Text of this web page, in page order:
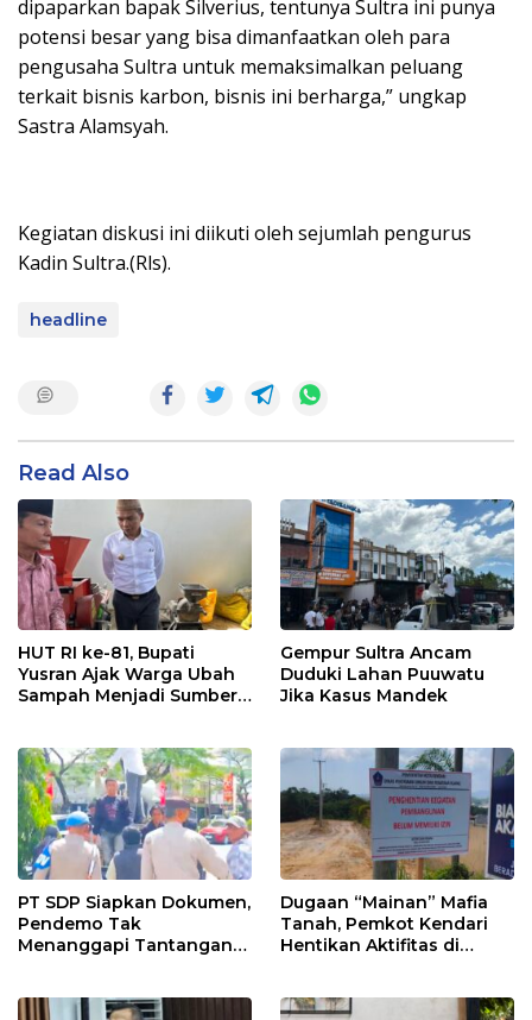
dipaparkan bapak Silverius, tentunya Sultra ini punya
potensi besar yang bisa dimanfaatkan oleh para
pengusaha Sultra untuk memaksimalkan peluang
terkait bisnis karbon, bisnis ini berharga,” ungkap
Sastra Alamsyah.
Kegiatan diskusi ini diikuti oleh sejumlah pengurus
Kadin Sultra.(Rls).
headline
Read Also
HUT RI ke-81, Bupati
Yusran Ajak Warga Ubah
Sampah Menjadi Sumber
Gempur Sultra Ancam
Duduki Lahan Puuwatu
Jika Kasus Mandek
PT SDP Siapkan Dokumen,
Pendemo Tak
Menanggapi Tantangan
Dugaan “Mainan” Mafia
Tanah, Pemkot Kendari
Hentikan Aktifitas di